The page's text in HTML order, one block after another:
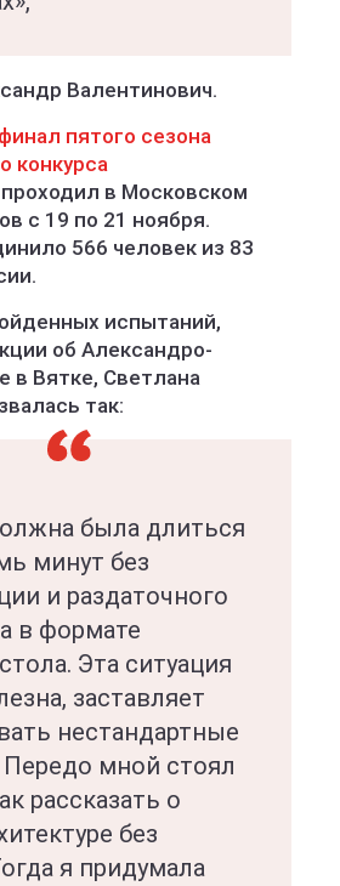
Валентинович.
финал пятого сезона
конкурса
проходил в Московском
с 19 по 21 ноября.
566 человек из 83
испытаний,
об Александро-
в Вятке, Светлана
так:
была длиться
минут без
и раздаточного
в формате
Эта ситуация
заставляет
нестандартные
мной стоял
рассказать о
без
я придумала